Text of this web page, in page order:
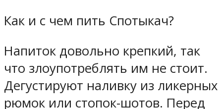
Как и с чем пить Спотыкач?
Напиток довольно крепкий, так
что злоупотреблять им не стоит.
Дегустируют наливку из ликерных
рюмок или стопок-шотов. Перед